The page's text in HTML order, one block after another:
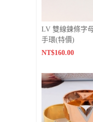
LV 雙線鍊條字
手環(特價)
NT$160.00